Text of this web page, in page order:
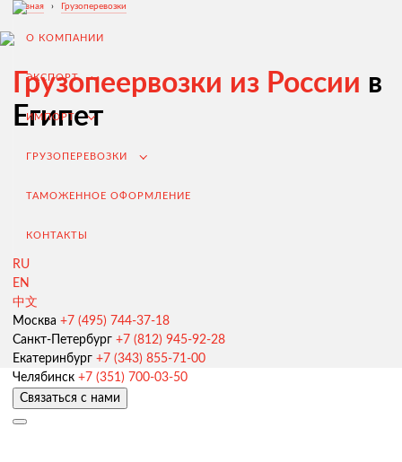
О КОМПАНИИ
ЭКСПОРТ
ИМПОРТ
ГРУЗОПЕРЕВОЗКИ
ТАМОЖЕННОЕ ОФОРМЛЕНИЕ
КОНТАКТЫ
RU
EN
中文
Москва +7 (495) 744-37-18
Санкт-Петербург +7 (812) 945-92-28
Екатеринбург +7 (343) 855-71-00
Челябинск +7 (351) 700-03-50
Связаться с нами
Экспорт из России
Заключение контрактов и согласование условий поставки
Таможенное оформление и разрешительная документация
Доставка товара иностранному покупателю
Завершение сделки
Главная › Грузоперевозки
Грузопеервозки из России в
Египет